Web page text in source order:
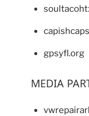
gpsyfl.org
MEDIA